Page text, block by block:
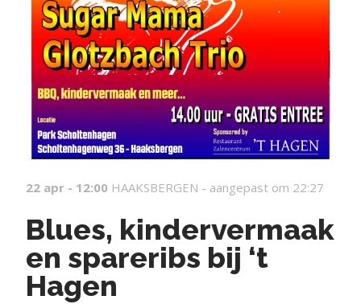
22 apr - 12:00 HAAKSBERGEN - aangepast om 22:27
Blues, kindervermaak
en spareribs bij ‘t
Hagen